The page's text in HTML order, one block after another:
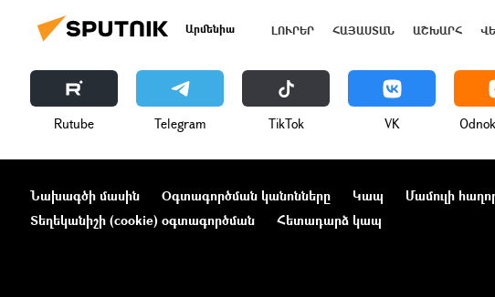
Արմենիա ԼՈՒՐԵՐ ՀԱՅԱՍՏԱՆ ԱՇԽԱՐՀ
Rutube Telegram ТikТоk VK
Նախագծի մասին Օգտագործման կանոնները Կապ Մամուլի
Տեղեկանիշի (cookie) օգտագործման
Հետադարձ կապ